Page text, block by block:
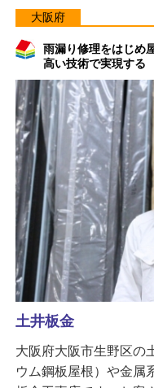
大阪府
雨漏り修理をはじめ
高い技術で実現する
土井板金
大阪府大阪市生野区の
ウム鋼板屋根）や金属